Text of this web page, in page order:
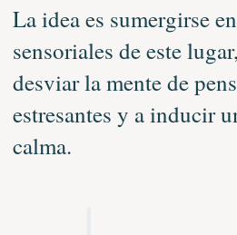
La idea es sumergirse
sensoriales de este
desviar la mente de
estresantes y a inducir
calma.